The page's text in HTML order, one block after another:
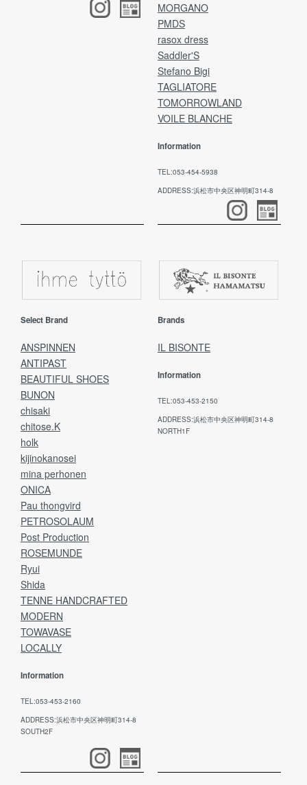
MORGANO
PMDS
rasox dress
Saddler'S
Stefano Bigi
TAGLIATORE
TOMORROWLAND
VOILE BLANCHE
Information
TEL:053-454-5938
ADDRESS:浜松市中央区神明町314-8
Select Brand
ANSPINNEN
ANTIPAST
BEAUTIFUL SHOES
BUNON
chisaki
chitose.K
holk
kijinokanosei
mina perhonen
ONICA
Pau thongvird
PETROSOLAUM
Post Production
ROSEMUNDE
Ryui
Shida
TENNE HANDCRAFTED
MODERN
TOWAVASE
LOCALLY
Information
TEL:053-453-2160
ADDRESS:浜松市中央区神明町314-8
SOUTH2F
Brands
IL BISONTE
Information
TEL:053-453-2150
ADDRESS:浜松市中央区神明町314-8
NORTH1F